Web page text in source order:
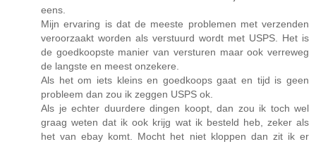
eens.
Mijn ervaring is dat de meeste problemen met verzenden
veroorzaakt worden als verstuurd wordt met USPS. Het is
de goedkoopste manier van versturen maar ook verreweg
de langste en meest onzekere.
Als het om iets kleins en goedkoops gaat en tijd is geen
probleem dan zou ik zeggen USPS ok.
Als je echter duurdere dingen koopt, dan zou ik toch wel
graag weten dat ik ook krijg wat ik besteld heb, zeker als
het van ebay komt. Mocht het niet kloppen dan zit ik er